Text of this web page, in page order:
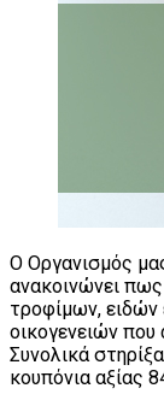
Ο Οργανισμός
ανακοινώνει
τροφίμων, ειδών
οικογενειών που
Συνολικά
κουπόνια αξίας